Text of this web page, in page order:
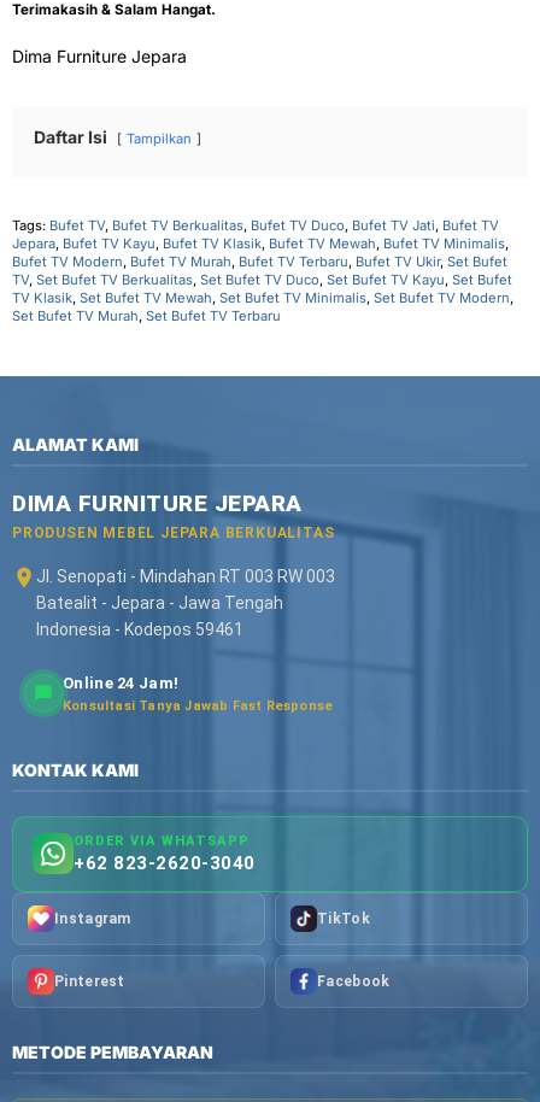
Terimakasih & Salam Hangat.
Dima Furniture Jepara
Daftar Isi Tampilkan
Tags: Bufet TV, Bufet TV Berkualitas, Bufet TV Duco, Bufet TV Jati, Bufet TV
Jepara, Bufet TV Kayu, Bufet TV Klasik, Bufet TV Mewah, Bufet TV Minimalis,
Bufet TV Modern, Bufet TV Murah, Bufet TV Terbaru, Bufet TV Ukir, Set Bufet
TV, Set Bufet TV Berkualitas, Set Bufet TV Duco, Set Bufet TV Kayu, Set Bufet
TV Klasik, Set Bufet TV Mewah, Set Bufet TV Minimalis, Set Bufet TV Modern,
Set Bufet TV Murah, Set Bufet TV Terbaru
ALAMAT KAMI
DIMA FURNITURE JEPARA
PRODUSEN MEBEL JEPARA BERKUALITAS
Jl. Senopati - Mindahan RT 003 RW 003
Batealit - Jepara - Jawa Tengah
Indonesia - Kodepos 59461
Online 24 Jam!
Konsultasi Tanya Jawab Fast Response
KONTAK KAMI
ORDER VIA WHATSAPP
+62 823-2620-3040
Instagram TikTok
Pinterest Facebook
METODE PEMBAYARAN